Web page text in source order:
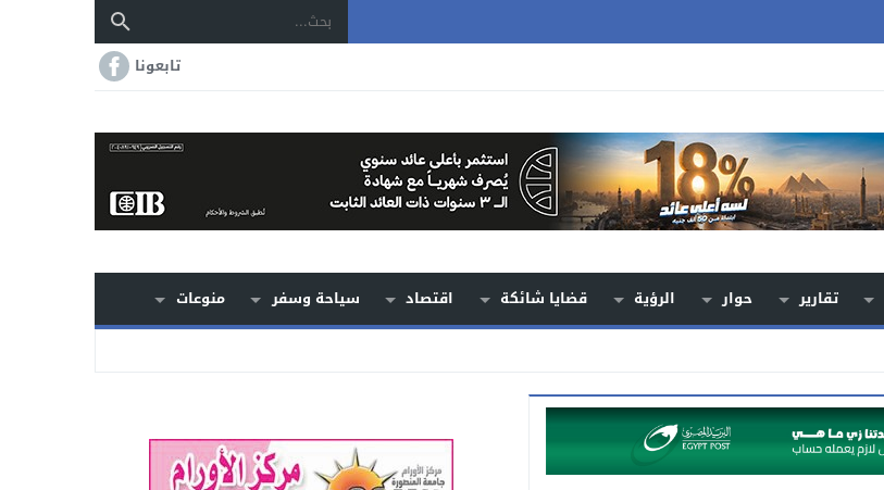
تابعونا
تقارير حوار الرؤية قضايا شائكة اقتصاد سياحة وسفر
منوعات